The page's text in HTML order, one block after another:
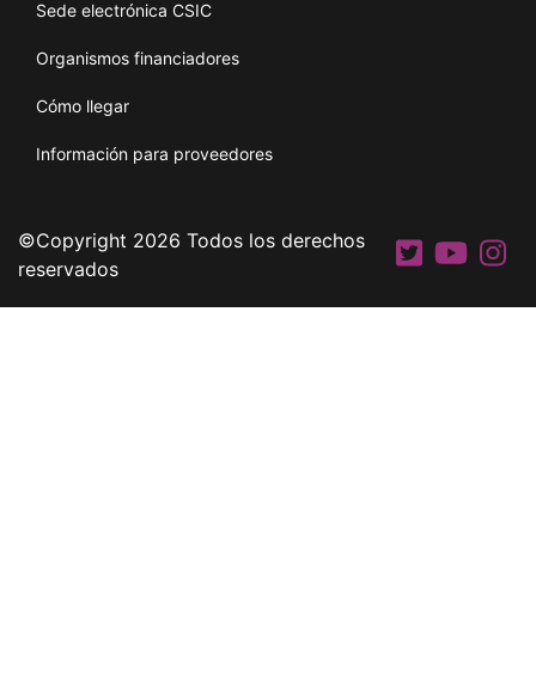
Sede electrónica CSIC
Organismos financiadores
Cómo llegar
Información para proveedores
©Copyright 2026 Todos los derechos
reservados